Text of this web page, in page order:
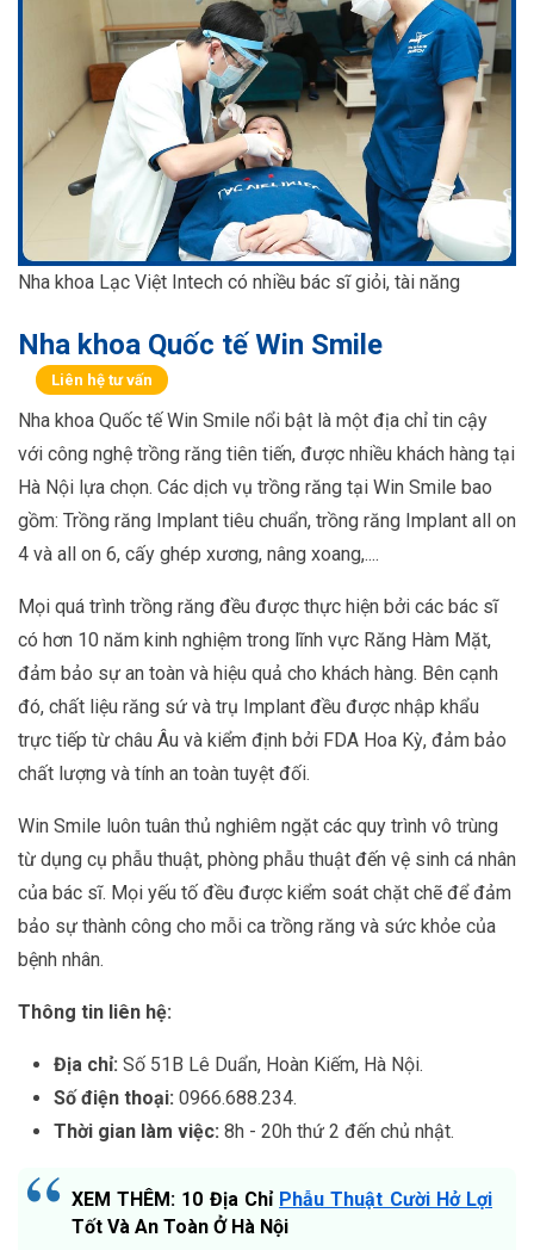
Nha khoa Lạc Việt Intech có nhiều bác sĩ giỏi, tài năng
Nha khoa Quốc tế Win Smile
Liên hệ tư vấn
Nha khoa Quốc tế Win Smile nổi bật là một địa chỉ tin cậy
với công nghệ trồng răng tiên tiến, được nhiều khách hàng tại
Hà Nội lựa chọn. Các dịch vụ trồng răng tại Win Smile bao
gồm: Trồng răng Implant tiêu chuẩn, trồng răng Implant all on
4 và all on 6, cấy ghép xương, nâng xoang,....
Mọi quá trình trồng răng đều được thực hiện bởi các bác sĩ
có hơn 10 năm kinh nghiệm trong lĩnh vực Răng Hàm Mặt,
đảm bảo sự an toàn và hiệu quả cho khách hàng. Bên cạnh
đó, chất liệu răng sứ và trụ Implant đều được nhập khẩu
trực tiếp từ châu Âu và kiểm định bởi FDA Hoa Kỳ, đảm bảo
chất lượng và tính an toàn tuyệt đối.
Win Smile luôn tuân thủ nghiêm ngặt các quy trình vô trùng
từ dụng cụ phẫu thuật, phòng phẫu thuật đến vệ sinh cá nhân
của bác sĩ. Mọi yếu tố đều được kiểm soát chặt chẽ để đảm
bảo sự thành công cho mỗi ca trồng răng và sức khỏe của
bệnh nhân.
Thông tin liên hệ:
Địa chỉ: Số 51B Lê Duẩn, Hoàn Kiếm, Hà Nội.
Số điện thoại: 0966.688.234.
Thời gian làm việc: 8h - 20h thứ 2 đến chủ nhật.
XEM THÊM: 10 Địa Chỉ Phẫu Thuật Cười Hở Lợi
Tốt Và An Toàn Ở Hà Nội